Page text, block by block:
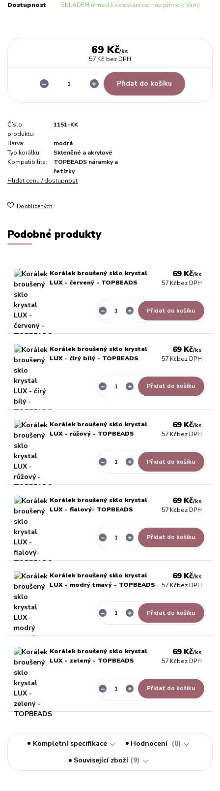
Dostupnost SKLADEM (ihned k odeslání od nás přímo k Vám)
69 Kč/ks
57 Kč bez DPH
Přidat do košíku
Číslo
produktu:
1151-KK
Barva:
modrá
Typ korálku:
Skleněné a akrylové
Kompatibilita:
TOPBEADS náramky a
řetízky
Hlídat cenu / dostupnost
Do oblíbených
Podobné produkty
Korálek broušený sklo krystal
LUX - červený - TOPBEADS
69 Kč/ks
57 Kčbez DPH
Přidat do košíku
Korálek broušený sklo krystal
LUX - čirý bílý - TOPBEADS
69 Kč/ks
57 Kčbez DPH
Přidat do košíku
Korálek broušený sklo krystal
LUX - růžový - TOPBEADS
69 Kč/ks
57 Kčbez DPH
Přidat do košíku
Korálek broušený sklo krystal
LUX - fialový- TOPBEADS
69 Kč/ks
57 Kčbez DPH
Přidat do košíku
Korálek broušený sklo krystal
LUX - modrý tmavý - TOPBEADS
69 Kč/ks
57 Kčbez DPH
Přidat do košíku
Korálek broušený sklo krystal
LUX - zelený - TOPBEADS
69 Kč/ks
57 Kčbez DPH
Přidat do košíku
Kompletní specifikace Hodnocení
0
Související zboží 9